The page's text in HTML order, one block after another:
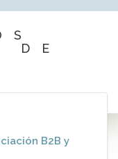
DE
B2B y